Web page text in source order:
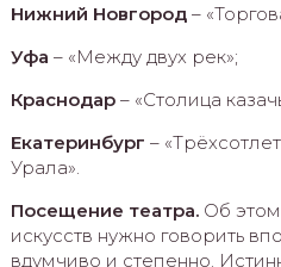
Нижний Новгород–
Уфа – «Между двух рек»;
Краснодар– «Столица
Екатеринбург –
Урала».
Посещение театра.Об этом
искусств нужно говорить
вдумчиво и степенно.